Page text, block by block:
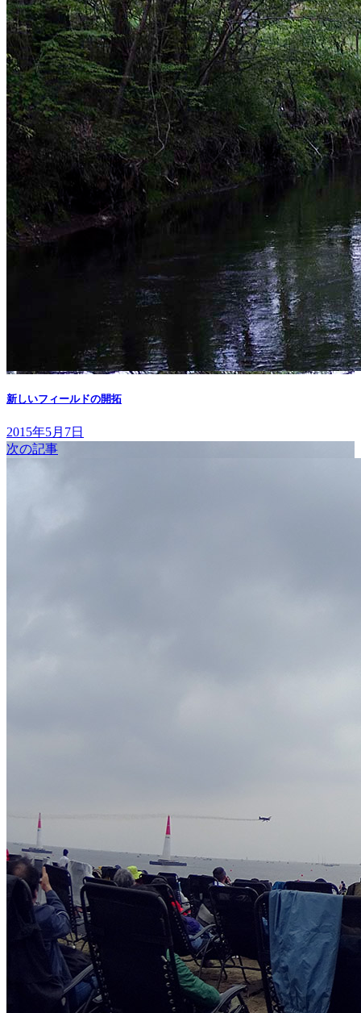
新しいフィールドの開拓
2015年5月7日
次の記事